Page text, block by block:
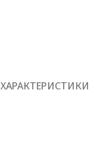
ХАРАКТЕРИСТИКИ